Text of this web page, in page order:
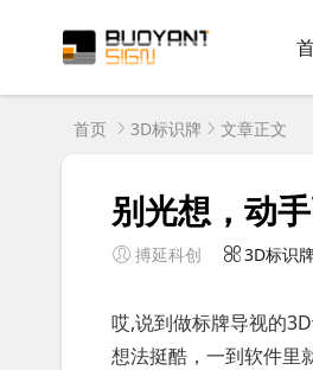
首页 3D标识牌 文章正文
别光想，动
搏延科创 3D标识
哎,说到做标牌导视的
想法挺酷，一到软件里